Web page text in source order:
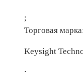
;
Торговая
Keysight